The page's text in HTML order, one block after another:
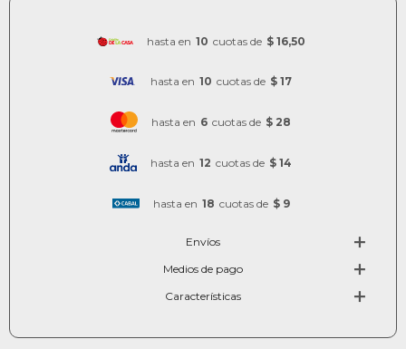
hasta en 10 cuotas de $ 16,50
hasta en 10 cuotas de $ 17
hasta en 6 cuotas de $ 28
hasta en 12 cuotas de $ 14
hasta en 18 cuotas de $ 9
Envíos
Medios de pago
Características